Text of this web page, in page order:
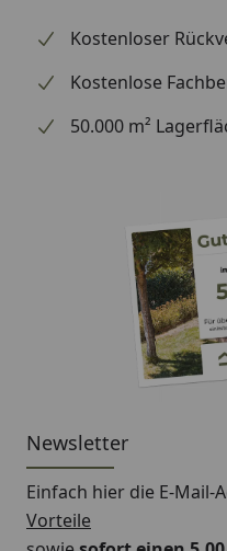
Kostenloser
Kostenlose
50.000 m²
Newsletter
Einfach hier die E-Mail-
Vorteile